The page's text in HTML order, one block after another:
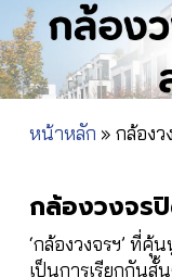
หน้าหลัก » กล้องว
กล้องวงจรปิ
‘กล้องวงจรฯ’ ที่
เป็นการเรียกกันสั้